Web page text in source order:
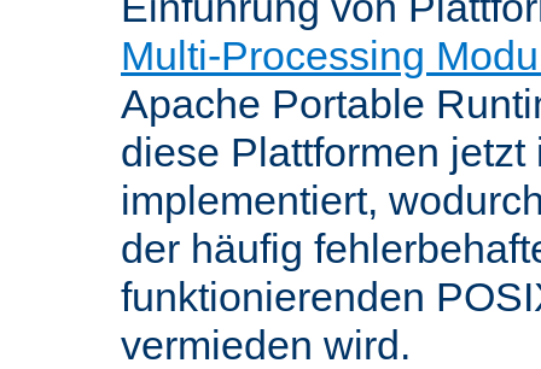
Multi-Processing
Apache Portable
diese Plattformen
implementiert,
der häufig
funktionierenden
vermieden wird.